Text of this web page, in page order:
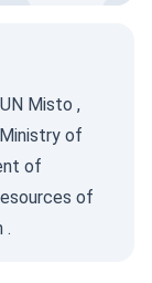
Misto ,
Ministry of
of
of
.